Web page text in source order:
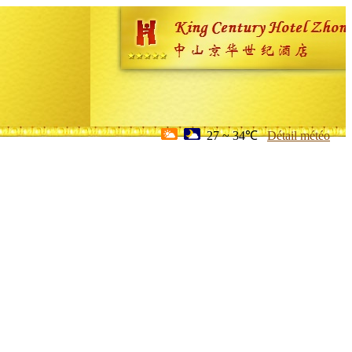
27 ~ 34℃ Détail météo